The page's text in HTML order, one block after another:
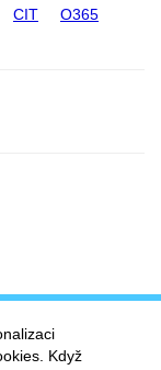
CIT O365
Když